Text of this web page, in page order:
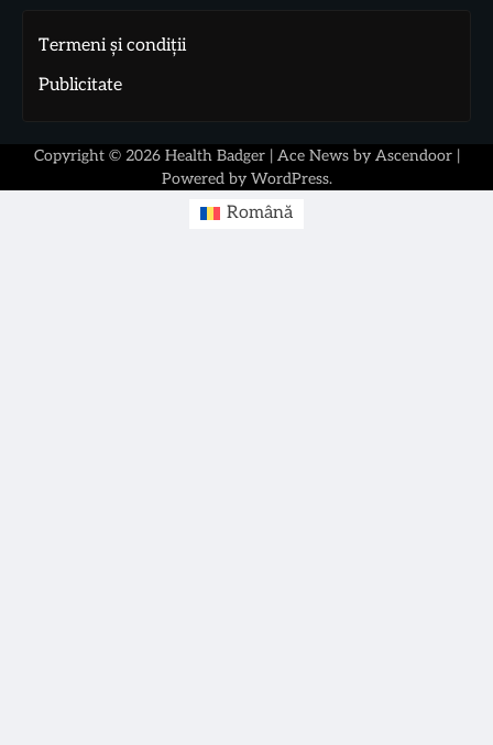
Termeni și condiții
Publicitate
Copyright © 2026 Health Badger| Ace News by Ascendoor|
Powered by WordPress.
Română